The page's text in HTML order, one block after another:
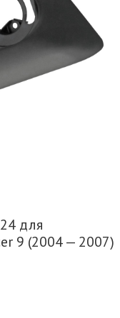
для
9 (2004 — 2007)